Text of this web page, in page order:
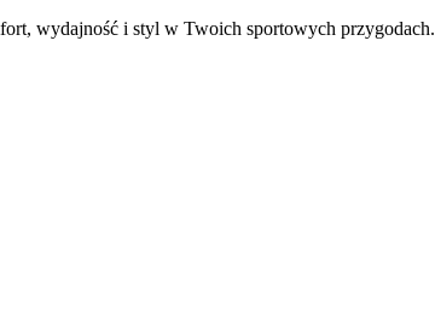
wydajność i styl w Twoich sportowych przygodach.